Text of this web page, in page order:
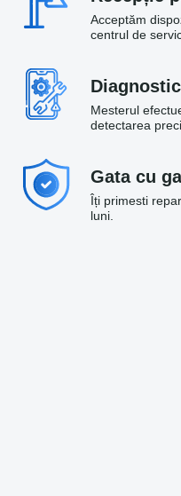
Acceptăm
centrul de
Mesterul
detectarea
Gata cu
Îți primesti
luni.